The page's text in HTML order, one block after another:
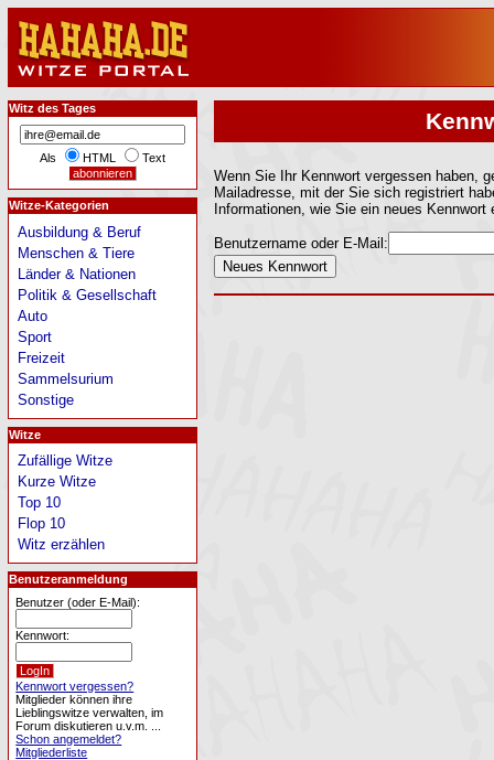
Wenn Sie Ihr Kennwort vergessen haben,
Mailadresse, mit der Sie sich registriert
Informationen, wie Sie ein neues Kennwort
Benutzername oder E-Mail:
Witz des Tages
Als HTML Text
Witze-Kategorien
Ausbildung & Beruf
Menschen & Tiere
Länder & Nationen
Politik & Gesellschaft
Auto
Sport
Freizeit
Sammelsurium
Sonstige
Witze
Zufällige Witze
Kurze Witze
Top 10
Flop 10
Witz erzählen
Benutzeranmeldung
Benutzer (oder E-Mail):
Kennwort:
Kennwort vergessen?
Mitglieder können ihre
Lieblingswitze verwalten, im
Forum diskutieren u.v.m. ...
Schon angemeldet?
Mitgliederliste